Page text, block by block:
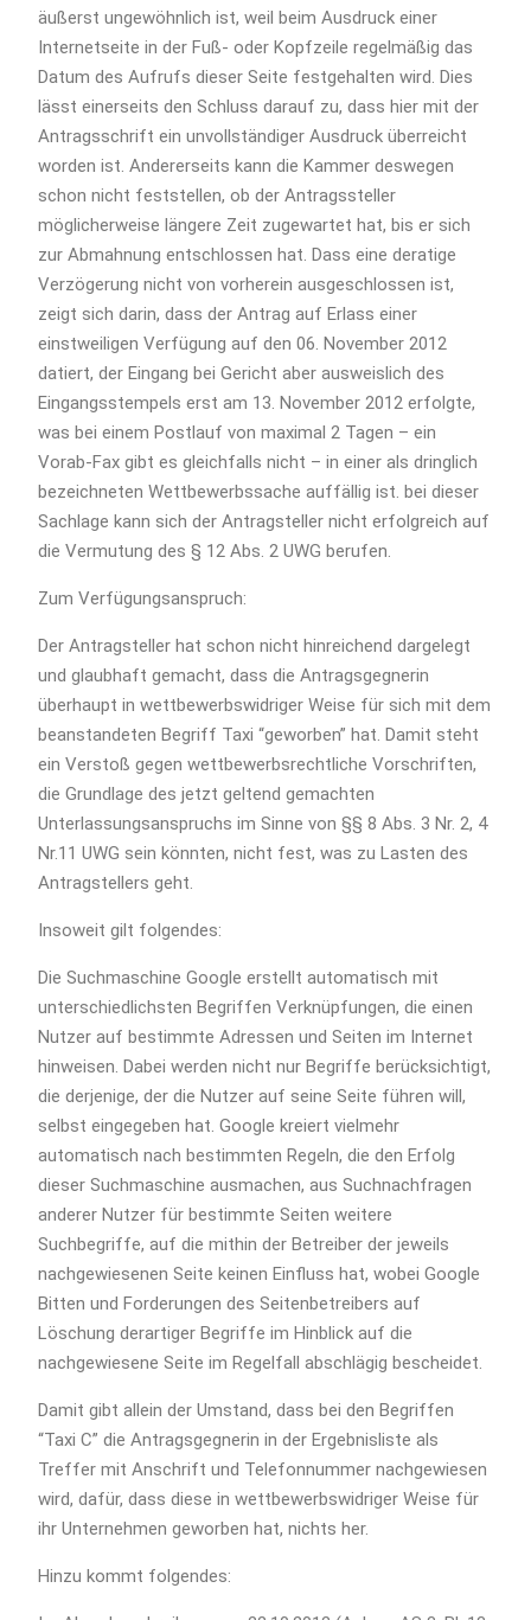
äußerst ungewöhnlich ist, weil beim Ausdruck einer
Internetseite in der Fuß- oder Kopfzeile regelmäßig das
Datum des Aufrufs dieser Seite festgehalten wird. Dies
lässt einerseits den Schluss darauf zu, dass hier mit der
Antragsschrift ein unvollständiger Ausdruck überreicht
worden ist. Andererseits kann die Kammer deswegen
schon nicht feststellen, ob der Antragssteller
möglicherweise längere Zeit zugewartet hat, bis er sich
zur Abmahnung entschlossen hat. Dass eine deratige
Verzögerung nicht von vorherein ausgeschlossen ist,
zeigt sich darin, dass der Antrag auf Erlass einer
einstweiligen Verfügung auf den 06. November 2012
datiert, der Eingang bei Gericht aber ausweislich des
Eingangsstempels erst am 13. November 2012 erfolgte,
was bei einem Postlauf von maximal 2 Tagen – ein
Vorab-Fax gibt es gleichfalls nicht – in einer als dringlich
bezeichneten Wettbewerbssache auffällig ist. bei dieser
Sachlage kann sich der Antragsteller nicht erfolgreich auf
die Vermutung des § 12 Abs. 2 UWG berufen.
Zum Verfügungsanspruch:
Der Antragsteller hat schon nicht hinreichend dargelegt
und glaubhaft gemacht, dass die Antragsgegnerin
überhaupt in wettbewerbswidriger Weise für sich mit dem
beanstandeten Begriff Taxi “geworben” hat. Damit steht
ein Verstoß gegen wettbewerbsrechtliche Vorschriften,
die Grundlage des jetzt geltend gemachten
Unterlassungsanspruchs im Sinne von §§ 8 Abs. 3 Nr. 2, 4
Nr.11 UWG sein könnten, nicht fest, was zu Lasten des
Antragstellers geht.
Insoweit gilt folgendes:
Die Suchmaschine Google erstellt automatisch mit
unterschiedlichsten Begriffen Verknüpfungen, die einen
Nutzer auf bestimmte Adressen und Seiten im Internet
hinweisen. Dabei werden nicht nur Begriffe berücksichtigt,
die derjenige, der die Nutzer auf seine Seite führen will,
selbst eingegeben hat. Google kreiert vielmehr
automatisch nach bestimmten Regeln, die den Erfolg
dieser Suchmaschine ausmachen, aus Suchnachfragen
anderer Nutzer für bestimmte Seiten weitere
Suchbegriffe, auf die mithin der Betreiber der jeweils
nachgewiesenen Seite keinen Einfluss hat, wobei Google
Bitten und Forderungen des Seitenbetreibers auf
Löschung derartiger Begriffe im Hinblick auf die
nachgewiesene Seite im Regelfall abschlägig bescheidet.
Damit gibt allein der Umstand, dass bei den Begriffen
“Taxi C” die Antragsgegnerin in der Ergebnisliste als
Treffer mit Anschrift und Telefonnummer nachgewiesen
wird, dafür, dass diese in wettbewerbswidriger Weise für
ihr Unternehmen geworben hat, nichts her.
Hinzu kommt folgendes: